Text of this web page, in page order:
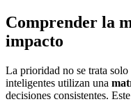
Comprender la
impacto
La prioridad no se trata
inteligentes utilizan una
decisiones consistentes.